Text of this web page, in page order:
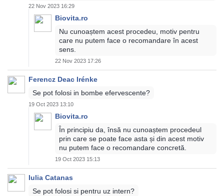
22 Nov 2023 16:29
Biovita.ro
Nu cunoaștem acest procedeu, motiv pentru
care nu putem face o recomandare în acest
sens.
22 Nov 2023 17:26
Ferencz Deac Irénke
Se pot folosi in bombe efervescente?
19 Oct 2023 13:10
Biovita.ro
În principiu da, însă nu cunoaștem procedeul
prin care se poate face asta și din acest motiv
nu putem face o recomandare concretă.
19 Oct 2023 15:13
Iulia Catanas
Se pot folosi si pentru uz intern?